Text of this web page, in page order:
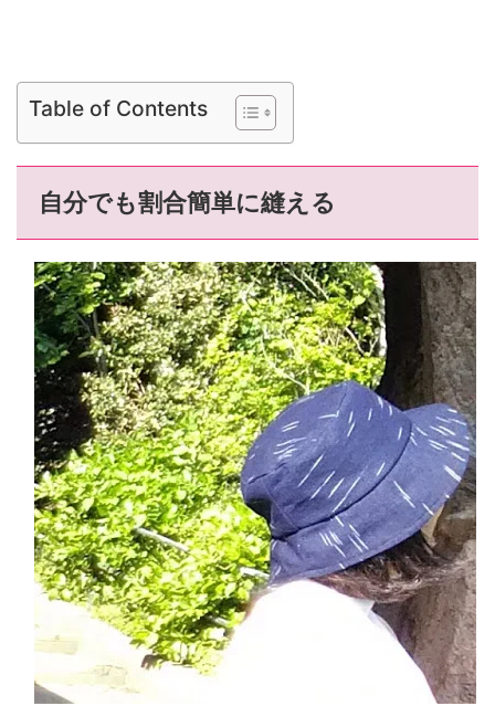
Table of Contents
自分でも割合簡単に縫える